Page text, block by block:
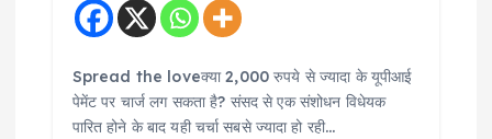
Spread the loveक्या 2,000 रुपये से ज्यादा के यूपीआई
पेमेंट पर चार्ज लग सकता है? संसद से एक संशोधन विधेयक
पारित होने के बाद यही चर्चा सबसे ज्यादा हो रही…